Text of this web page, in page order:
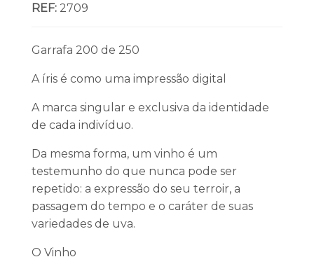
REF: 2709
Garrafa 200 de 250
A íris é como uma impressão digital
A marca singular e exclusiva da identidade
de cada indivíduo.
Da mesma forma, um vinho é um
testemunho do que nunca pode ser
repetido: a expressão do seu terroir, a
passagem do tempo e o caráter de suas
variedades de uva.
O Vinho